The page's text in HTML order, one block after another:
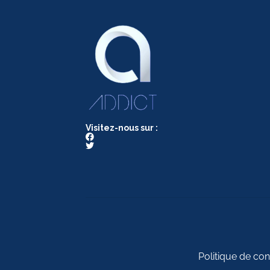
Visitez-nous sur :
Politique de